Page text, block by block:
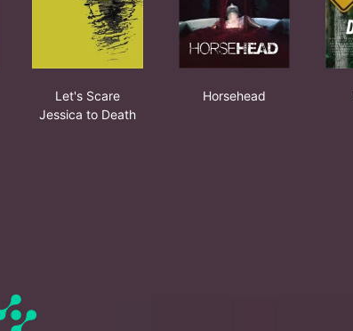
Let's Scare
Jessica to Death
Horsehead